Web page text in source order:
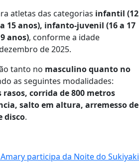
atletas das categorias infantil (12
15 anos), infanto-juvenil (16 a 17
anos), conforme a idade
de 2025.
tanto no masculino quanto no
as seguintes modalidades:
corrida de 800 metros
salto em altura, arremesso de
disco.
participa da Noite do Sukiyaki